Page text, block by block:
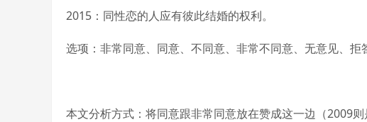
2015：同性恋的人应有彼此结婚的权利。
选项：非常同意、同意、不同意、非常不同意、无意见、拒
本文分析方式：将同意跟非常同意放在赞成这一边（2009